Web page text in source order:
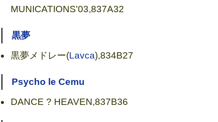
MUNICATIONS'03,837A32
黒夢
黒夢メドレー(Lavca),834B27
Psycho le Cemu
DANCE ? HEAVEN,837B36